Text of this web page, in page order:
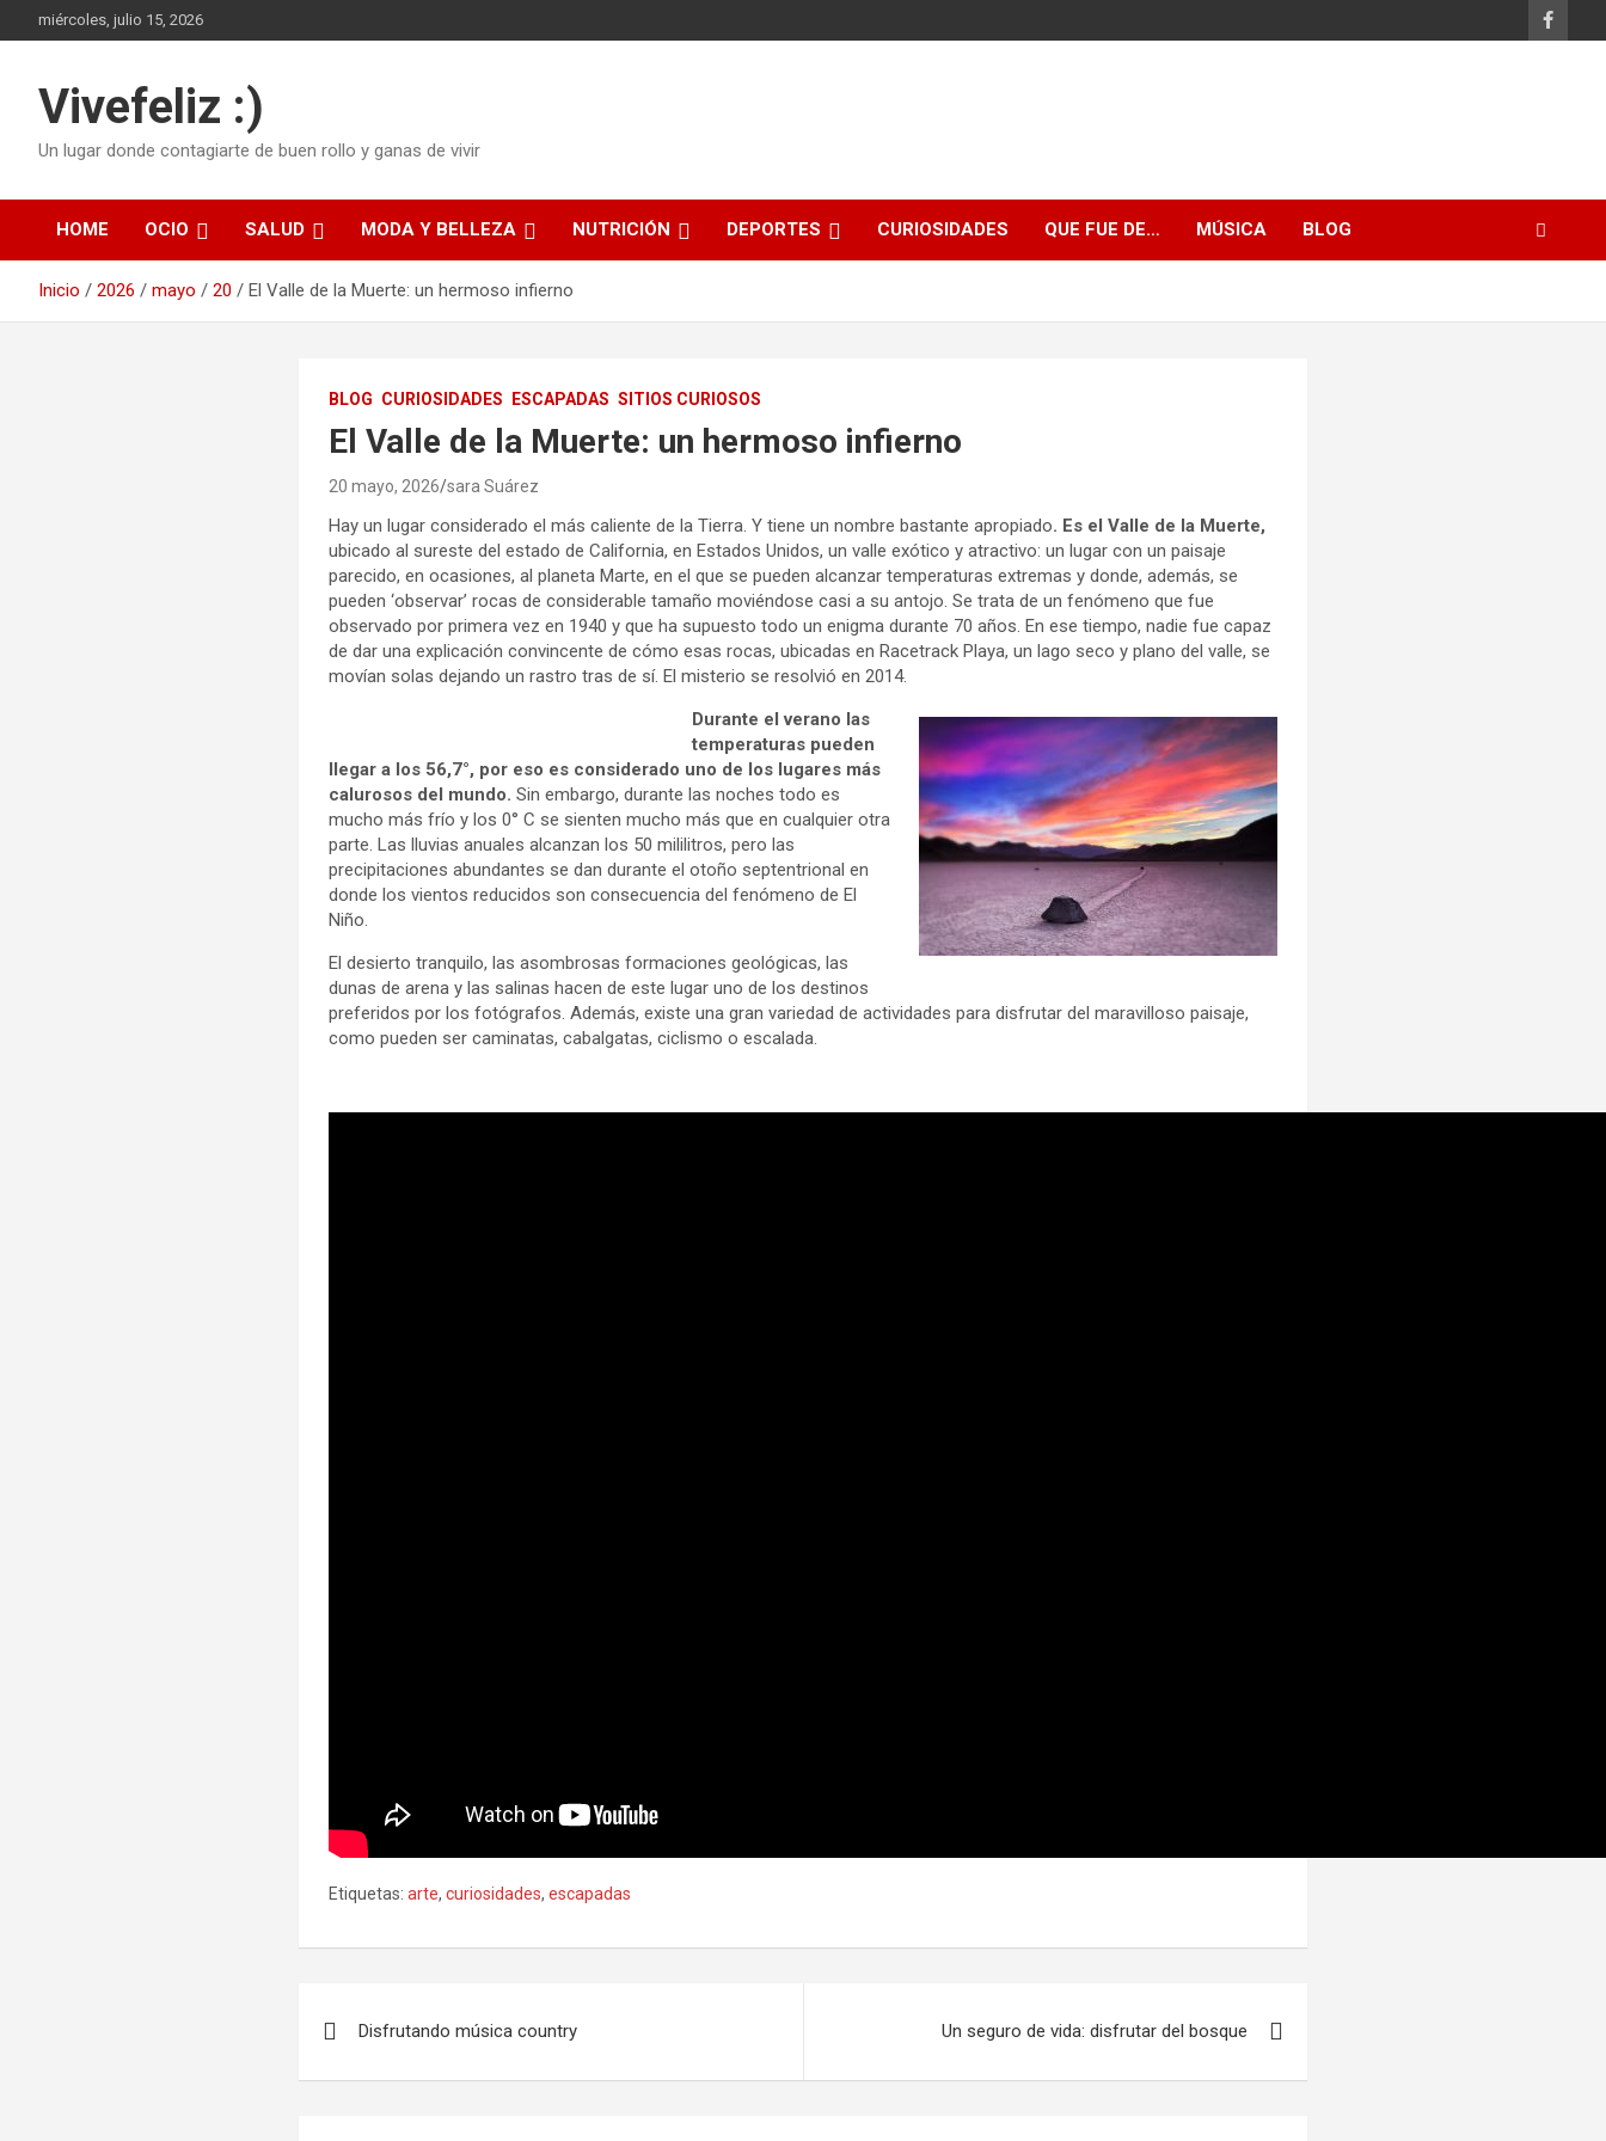
al
miércoles, julio 15, 2026
Vivefeliz :)
Un lugar donde contagiarte de buen rollo y ganas de vivir
HOME OCIO SALUD MODA Y BELLEZA NUTRICIÓN DEPORTES CURIOSIDADES QUE FUE DE… MÚSICA BLOG
Inicio 2026 mayo 20 El Valle de la Muerte: un hermoso infierno
BLOG CURIOSIDADES ESCAPADAS SITIOS CURIOSOS
El Valle de la Muerte: un hermoso infierno
20 mayo, 2026 sara Suárez
Hay un lugar considerado el más caliente de la Tierra. Y tiene un nombre bastante apropiado. Es el Valle de la Muerte,
ubicado al sureste del estado de California, en Estados Unidos, un valle exótico y atractivo: un lugar con un paisaje
parecido, en ocasiones, al planeta Marte, en el que se pueden alcanzar temperaturas extremas y donde, además, se
pueden ‘observar’ rocas de considerable tamaño moviéndose casi a su antojo. Se trata de un fenómeno que fue
observado por primera vez en 1940 y que ha supuesto todo un enigma durante 70 años. En ese tiempo, nadie fue capaz
de dar una explicación convincente de cómo esas rocas, ubicadas en Racetrack Playa, un lago seco y plano del valle, se
movían solas dejando un rastro tras de sí. El misterio se resolvió en 2014.
Durante el verano las
temperaturas pueden
llegar a los 56,7°, por eso es considerado uno de los lugares más
calurosos del mundo. Sin embargo, durante las noches todo es
mucho más frío y los 0° C se sienten mucho más que en cualquier otra
parte. Las lluvias anuales alcanzan los 50 mililitros, pero las
precipitaciones abundantes se dan durante el otoño septentrional en
donde los vientos reducidos son consecuencia del fenómeno de El
Niño.
El desierto tranquilo, las asombrosas formaciones geológicas, las
dunas de arena y las salinas hacen de este lugar uno de los destinos
preferidos por los fotógrafos. Además, existe una gran variedad de actividades para disfrutar del maravilloso paisaje,
como pueden ser caminatas, cabalgatas, ciclismo o escalada.
Etiquetas: arte,curiosidades,escapadas
de
Disfrutando música country Un seguro de vida: disfrutar del bosque